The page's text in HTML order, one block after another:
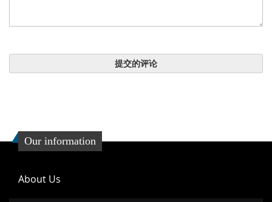
提交的评论
Our information
About Us